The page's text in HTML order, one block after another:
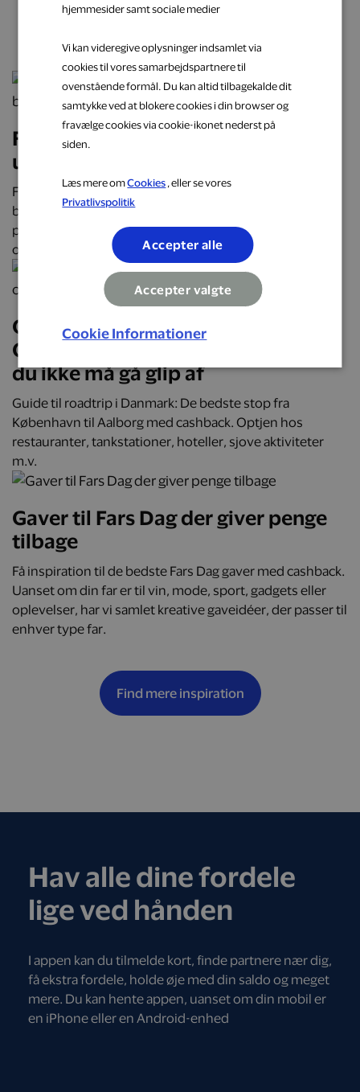
næste oplevelse
Få cashback på hverdagens
udgifter hos populære brands
Få cashback på hverdagens udgifter hos over 2.000
butikker, restauranter og webshops. Optjen automatisk
penge tilbage på alt fra mad og transport til mode, bolig
og faste abonnementer.
Oplev Danmark på roadtrip:
Oplevelser, mad og overnatninger,
du ikke må gå glip af
Guide til roadtrip i Danmark: De bedste stop fra
København til Aalborg med cashback. Optjen hos
restauranter, tankstationer, hoteller, sjove aktiviteter
m.v.
Gaver til Fars Dag der giver penge
tilbage
Få inspiration til de bedste Fars Dag gaver med cashback.
Uanset om din far er til vin, mode, sport, gadgets eller
oplevelser, har vi samlet kreative gaveidéer, der passer til
enhver type far.
Find mere inspiration
Hav alle dine fordele
lige ved hånden
I appen kan du tilmelde kort, finde partnere nær dig,
få ekstra fordele, holde øje med din saldo og meget
mere. Du kan hente appen, uanset om din mobil er
en iPhone eller en Android-enhed
hjemmesider samt sociale medier
Vi kan videregive oplysninger indsamlet via
cookies til vores samarbejdspartnere til
ovenstående formål. Du kan altid tilbagekalde dit
samtykke ved at blokere cookies i din browser og
fravælge cookies via cookie-ikonet nederst på
siden.
Læs mere omCookies , eller se vores
Privatlivspolitik
Accepter alle
Accepter valgte
Cookie Informationer